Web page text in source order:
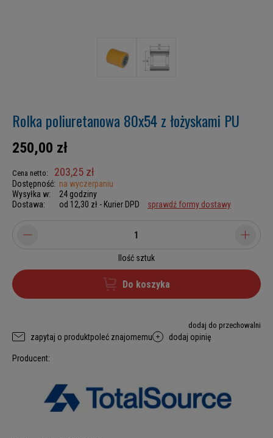
Rolka poliuretanowa 80x54 z łożyskami PU
250,00 zł
Cena netto: 203,25 zł
Dostępność: na wyczerpaniu
Wysyłka w:
24 godziny
Dostawa:
od 12,30 zł - Kurier DPD sprawdź formy dostawy
Ilość sztuk
Do koszyka
dodaj do przechowalni
zapytaj o produktpoleć znajomemu dodaj opinię
Producent: